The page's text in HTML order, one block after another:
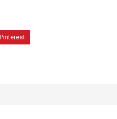
Pinterest